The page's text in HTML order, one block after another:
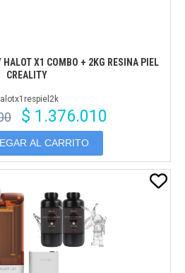
HALOT X1 COMBO + 2KG RESINA PIEL
CREALITY
$ 1.376.010
AL CARRITO